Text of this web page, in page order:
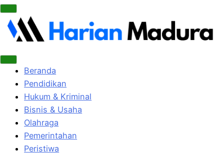
Beranda
Pendidikan
Hukum & Kriminal
Bisnis & Usaha
Olahraga
Pemerintahan
Peristiwa